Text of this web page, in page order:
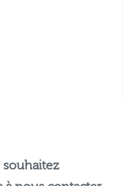
souhaitez